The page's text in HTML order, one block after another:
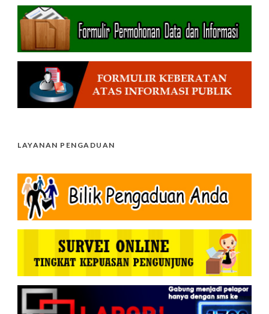
LAYANAN PENGADUAN